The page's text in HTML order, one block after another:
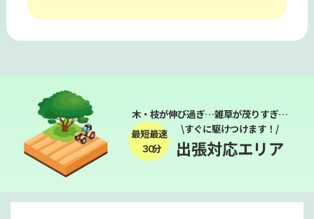
木・枝が伸び過ぎ…雑草が茂りすぎ…
最短最速
３０分
\すぐに駆けつけます！/
出張対応エリア